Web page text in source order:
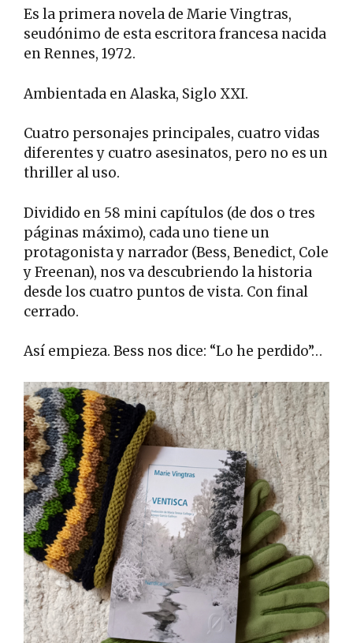
Es la primera novela de Marie Vingtras,
seudónimo de esta escritora francesa nacida
en Rennes, 1972.
Ambientada en Alaska, Siglo XXI.
Cuatro personajes principales, cuatro vidas
diferentes y cuatro asesinatos, pero no es un
thriller al uso.
Dividido en 58 mini capítulos (de dos o tres
páginas máximo), cada uno tiene un
protagonista y narrador (Bess, Benedict, Cole
y Freenan), nos va descubriendo la historia
desde los cuatro puntos de vista. Con final
cerrado.
Así empieza. Bess nos dice: “Lo he perdido”…